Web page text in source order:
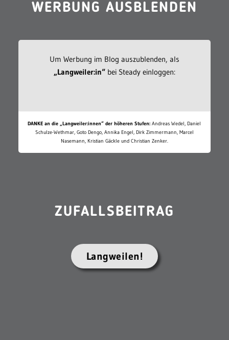
WERBUNG AUSBLENDEN
Um Werbung im Blog auszublenden, als
„Langweiler:in“bei Steady einloggen:
DANKE an die „Langweiler:innen“ der höheren Stufen: Andreas Wedel, Daniel
Schulze-Wethmar, Goto Dengo, Annika Engel, Dirk Zimmermann, Marcel
Nasemann, Kristian Gäckle und Christian Zenker.
ZUFALLSBEITRAG
Langweilen!